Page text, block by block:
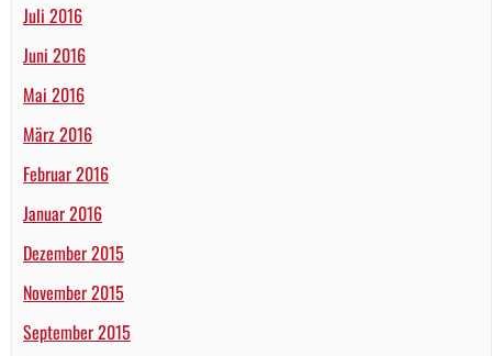
Juli 2016
Juni 2016
Mai 2016
März 2016
Februar 2016
Januar 2016
Dezember 2015
November 2015
September 2015